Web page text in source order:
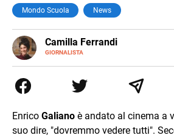
Mondo Scuola News
Camilla Ferrandi
GIORNALISTA
E-
MAIL
LINKEDIN
di trasformare la passione per la
da lì non mi sono più fermata.
mente.
Enrico Galiano è andato al cinema a
suo dire, "dovremmo vedere tutti".